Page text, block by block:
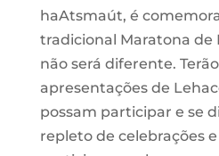
haAtsmaút, é
tradicional Maratona de
não será diferente.
apresentações de
possam participar e se
repleto de celebrações